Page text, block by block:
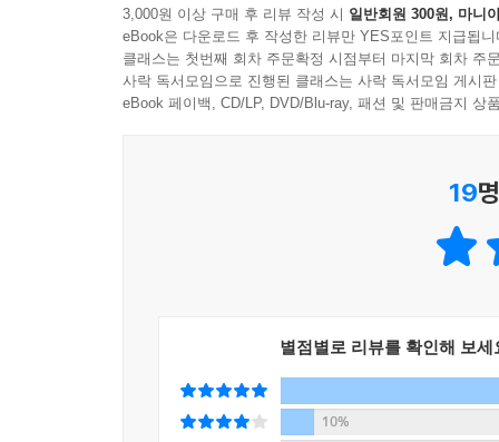
3,000원 이상 구매 후 리뷰 작성 시 일반회원 300원, 마니
eBook은 다운로드 후 작성한 리뷰만 YES포인트 지급됩니
클래스는 첫번째 회차 주문확정 시점부터 마지막 회차 주
사락 독서모임으로 진행된 클래스는 사락 독서모임 게시
eBook 페이백, CD/LP, DVD/Blu-ray, 패션 및 판매금지 상
19
별점별로 리뷰를 확인해 보세
10%